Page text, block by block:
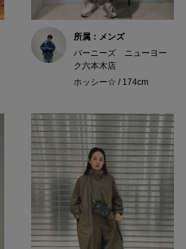
所属：メンズ
バーニーズ ニューヨー
ク六本木店
ホッシー☆ / 174cm